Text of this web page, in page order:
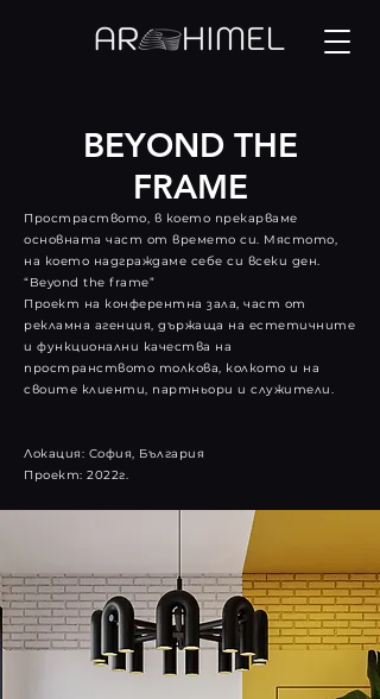
BEYOND THE
FRAME
Простраството, в което прекарваме
основната част от времето си. Мястото,
на което надграждаме себе си всеки ден.
“Beyond the frame”
Проект на конферентна зала, част от
рекламна агенция, държаща на естетичните
и функционални качества на
пространството толкова, колкото и на
своите клиенти, партньори и служители.
Локация: София, България
Проект: 2022г.